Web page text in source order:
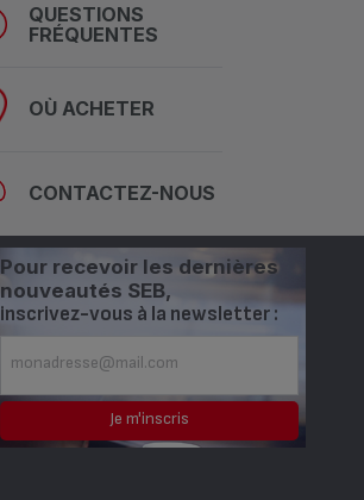
QUESTIONS
FRÉQUENTES
OÙ ACHETER
CONTACTEZ-NOUS
Pour recevoir les dernières
nouveautés SEB,
inscrivez-vous à la newsletter :